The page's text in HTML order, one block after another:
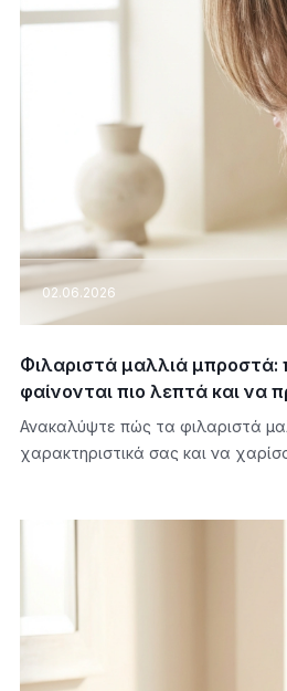
02.06.2026
Φιλαριστά μαλλιά μπροστά:
φαίνονται πιο λεπτά και να
Ανακαλύψτε πώς τα φιλαριστά
χαρακτηριστικά σας και να